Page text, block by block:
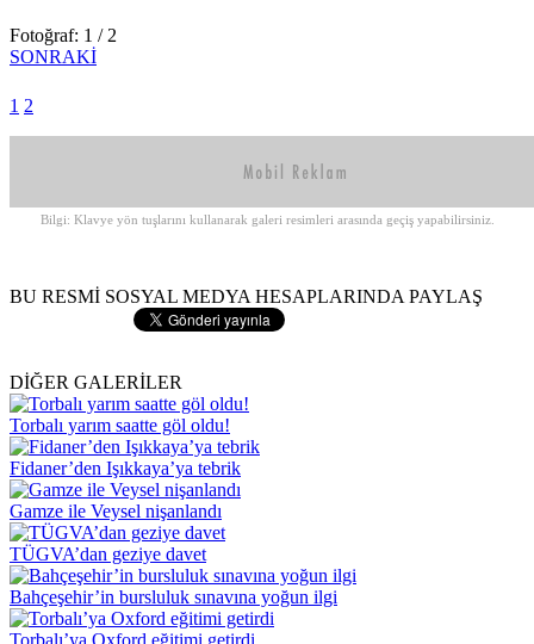
Fotoğraf: 1 / 2
SONRAKİ
1 2
Bilgi: Klavye yön tuşlarını kullanarak galeri resimleri arasında geçiş yapabilirsiniz.
BU RESMİ SOSYAL MEDYA HESAPLARINDA PAYLAŞ
DİĞER GALERİLER
Torbalı yarım saatte göl oldu!
Fidaner’den Işıkkaya’ya tebrik
Gamze ile Veysel nişanlandı
TÜGVA’dan geziye davet
Bahçeşehir’in bursluluk sınavına yoğun ilgi
Torbalı’ya Oxford eğitimi getirdi